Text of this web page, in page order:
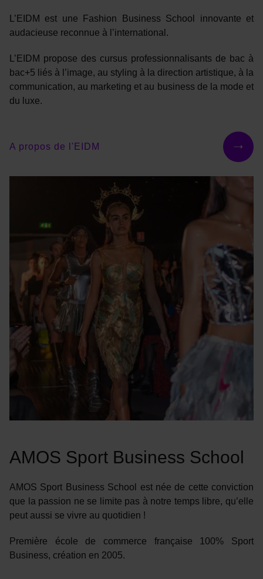
L’EIDM est une Fashion Business School innovante et
audacieuse reconnue à l’international.
L’EIDM propose des cursus professionnalisants de bac à
bac+5 liés à l’image, au styling à la direction artistique, à la
communication, au marketing et au business de la mode et
du luxe.
A propos de l'EIDM
AMOS Sport Business School
AMOS Sport Business School est née de cette conviction
que la passion ne se limite pas à notre temps libre, qu’elle
peut aussi se vivre au quotidien !
Première école de commerce française 100% Sport
Business, création en 2005.